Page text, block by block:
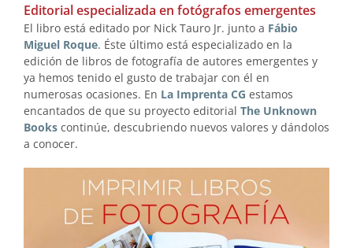
Editorial especializada en fotógrafos emergentes
El libro está editado por Nick Tauro Jr. junto a Fábio
Miguel Roque. Éste último está especializado en la
edición de libros de fotografía de autores emergentes y
ya hemos tenido el gusto de trabajar con él en
numerosas ocasiones. En La Imprenta CG estamos
encantados de que su proyecto editorial The Unknown
Books continúe, descubriendo nuevos valores y dándolos
a conocer.